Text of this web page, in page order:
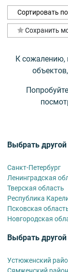
Сортировать по
Сохранить
К сожалению,
Выбрать другой
Санкт-Петербург
Ленинградская
Тверская область
Республика
Псковская
Новгородская
Выбрать
Устюженский